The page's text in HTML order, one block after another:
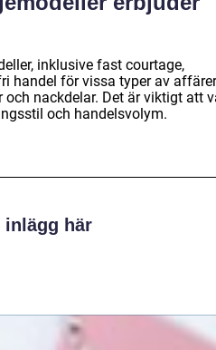
inklusive fast courtage,
handel för vissa typer av
nackdelar. Det är viktigt att
och handelsvolym.
inlägg här